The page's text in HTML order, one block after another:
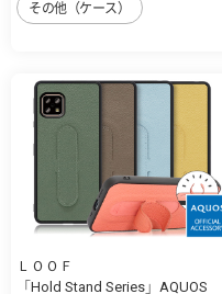
その他（ケース）
ＬＯＯＦ
「Hold Stand Series」AQUOS